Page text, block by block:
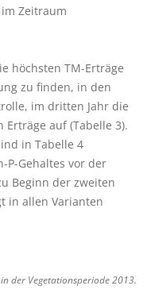
Zeitraum
höchsten TM-Erträge
zu finden, in den
im dritten Jahr die
Erträge auf (Tabelle 3).
in Tabelle 4
P-Gehaltes vor der
Beginn der zweiten
in allen Varianten
der Vegetationsperiode 2013.